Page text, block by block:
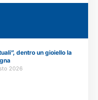
dentro un gioiello la
2026